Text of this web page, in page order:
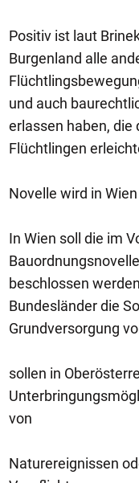
Positiv ist laut
Burgenland alle
und auch
erlassen haben, die
Flüchtlingen
Novelle wird in
In Wien soll die im
beschlossen
Bundesländer die
Grundversorgung
sollen in
von
Naturereignissen